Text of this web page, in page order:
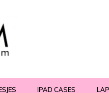
IPAD CASES